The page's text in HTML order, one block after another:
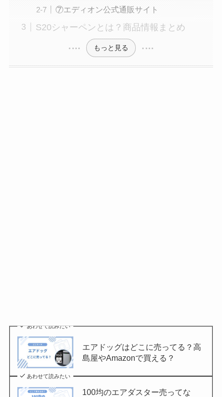
⑦エディオン公式通販サイト
S20シャーペンとは？商品情報まとめ
もっと見る
あわせて読みたい
エアドッグはどこに売ってる？高
島屋やAmazonで買える？
あわせて読みたい
100均のエアダスター売ってな